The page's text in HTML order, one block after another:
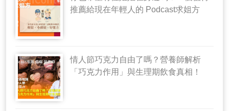
推薦給現在年輕人的 Podcast求姐方
情人節巧克力自由了嗎？營養師解析
「巧克力作用」與生理期飲食真相！